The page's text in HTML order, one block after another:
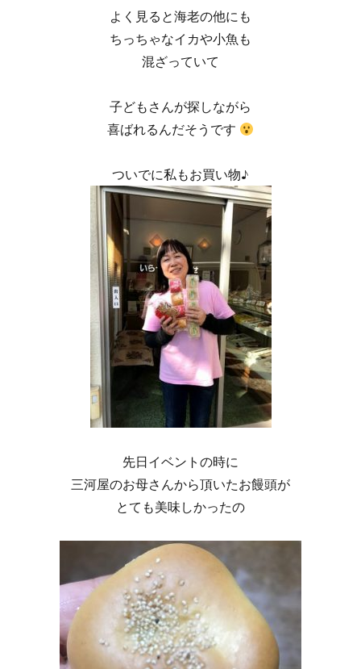
よく見ると海老の他にも
ちっちゃなイカや小魚も
混ざっていて
子どもさんが探しながら
喜ばれるんだそうです
ついでに私もお買い物♪
先日イベントの時に
三河屋のお母さんから頂いたお饅頭が
とても美味しかったの